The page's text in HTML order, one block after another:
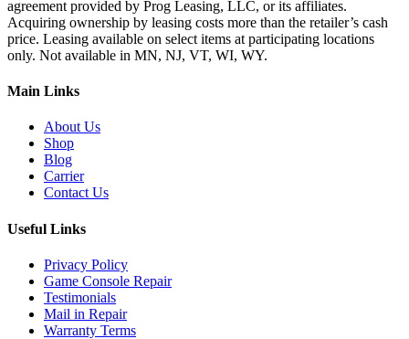
agreement provided by Prog Leasing, LLC, or its affiliates.
Acquiring ownership by leasing costs more than the retailer’s cash
price. Leasing available on select items at participating locations
only. Not available in MN, NJ, VT, WI, WY.
Main Links
About Us
Shop
Blog
Carrier
Contact Us
Useful Links
Privacy Policy
Game Console Repair
Testimonials
Mail in Repair
Warranty Terms